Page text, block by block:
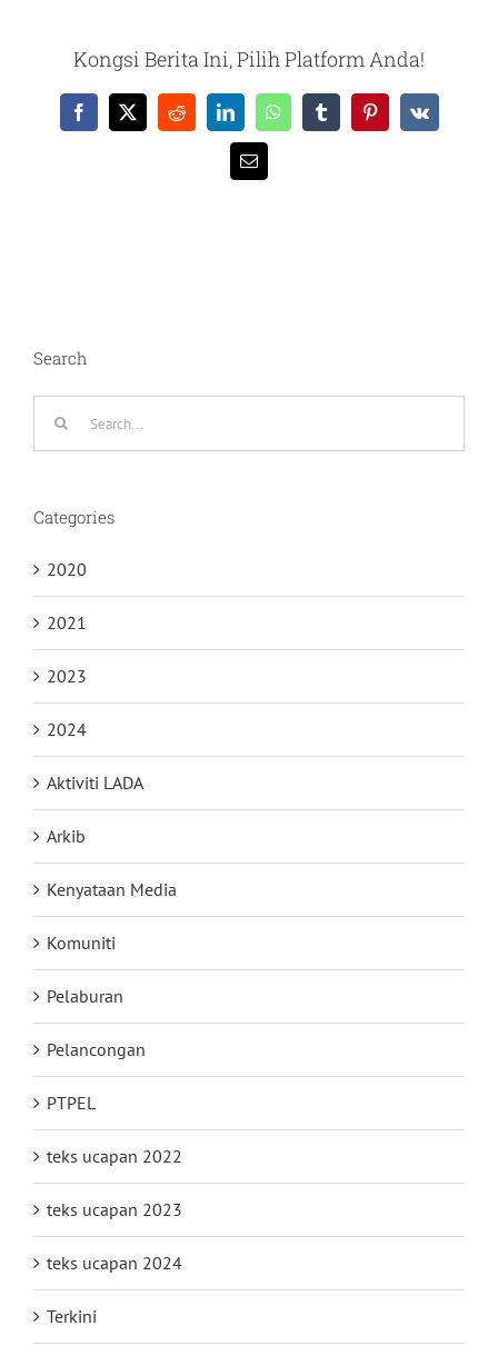
Kongsi Berita Ini, Pilih Platform Anda!
Facebook
X RedditLinkedInWhatsAppTumblrPinterest
Vk
Email
Search
Categories
2020
2021
2023
2024
Aktiviti LADA
Arkib
Kenyataan Media
Komuniti
Pelaburan
Pelancongan
PTPEL
teks ucapan 2022
teks ucapan 2023
teks ucapan 2024
Terkini